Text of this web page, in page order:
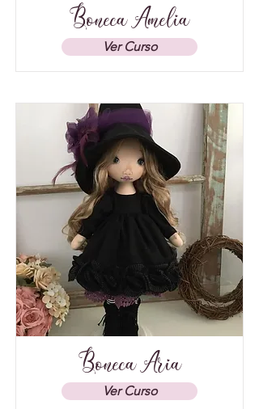
Boneca Amelia
Ver Curso
Boneca Aria
Ver Curso